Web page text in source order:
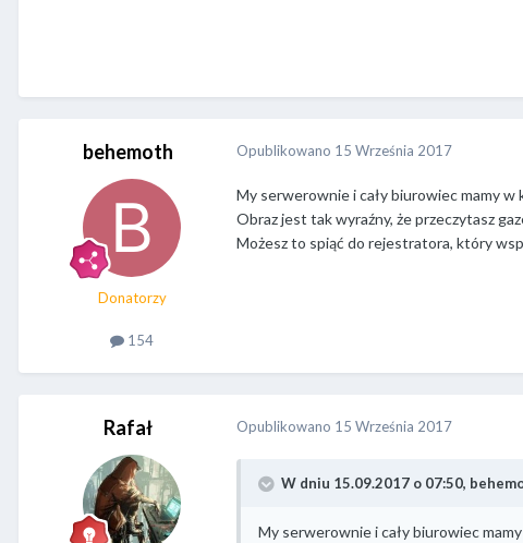
behemoth
Donatorzy
154
Opublikowano 15 Września 2017
My serwerownie i cały biurowiec mamy w
Obraz jest tak wyraźny, że przeczytasz
Możesz to spiąć do rejestratora, który
Rafał Opublikowano 15 Września 2017
W dniu 15.09.2017 o 07:50,
My serwerownie i cały biurowiec